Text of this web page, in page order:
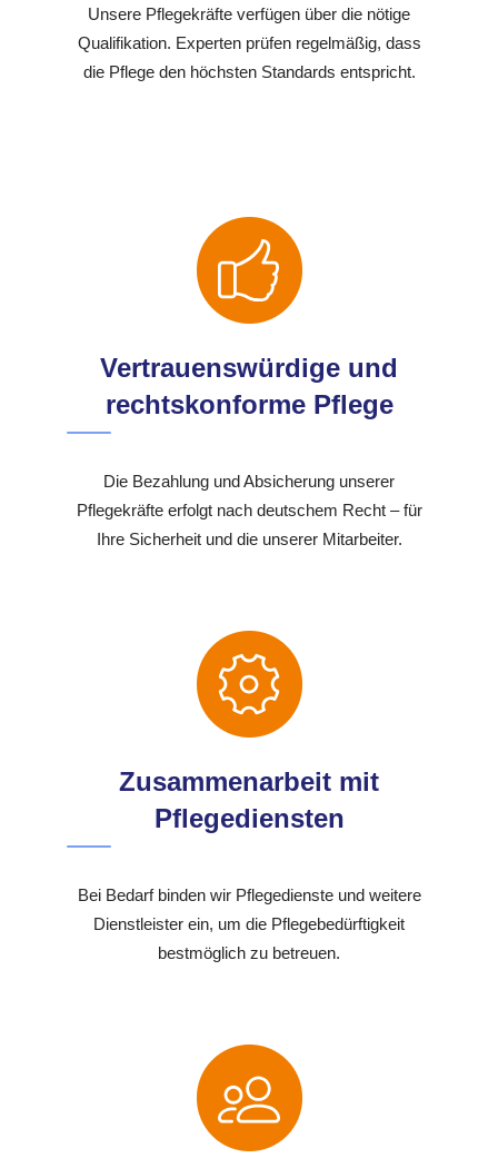
Unsere Pflegekräfte verfügen über die nötige
Qualifikation. Experten prüfen regelmäßig, dass
die Pflege den höchsten Standards entspricht.
Vertrauenswürdige und
rechtskonforme Pflege
Die Bezahlung und Absicherung unserer
Pflegekräfte erfolgt nach deutschem Recht – für
Ihre Sicherheit und die unserer Mitarbeiter.
Zusammenarbeit mit
Pflegediensten
Bei Bedarf binden wir Pflegedienste und weitere
Dienstleister ein, um die Pflegebedürftigkeit
bestmöglich zu betreuen.